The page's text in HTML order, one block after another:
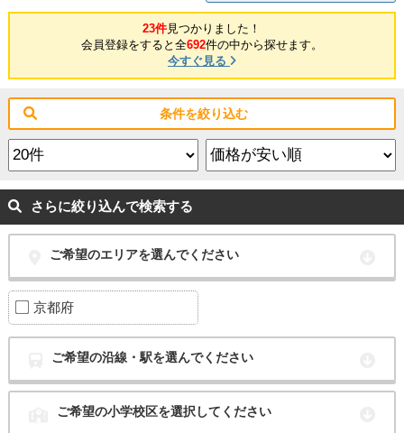
23件見つかりました！
会員登録をすると全692件の中から探せます。
今すぐ見る
条件を絞り込む
さらに絞り込んで検索する
ご希望のエリアを選んでください
京都府
ご希望の沿線・駅を選んでください
ご希望の小学校区を選択してください